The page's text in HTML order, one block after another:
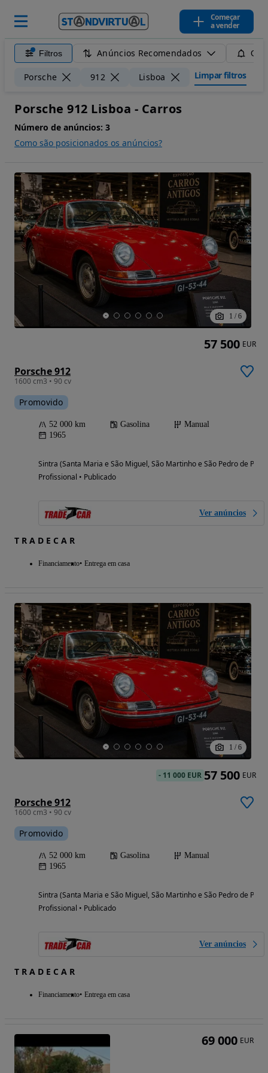
Começar
a vender
Filtros Anúncios Recomendados
Porsche 912 Lisboa Limpar filtros
Porsche 912 Lisboa - Carros
Número de anúncios: 3
Como são posicionados os anúncios?
1 / 6
Porsche 912
1600 cm3 • 90 cv
Promovido
52 000 km Gasolina
Manual
1965
Sintra (Santa Maria e São Miguel, São Martinho e São Pedro de
Profissional • Publicado
Ver anúncios
T R A D E C A R
Financiamento Entrega em casa
57 500 EUR
1 / 6
Porsche 912
1600 cm3 • 90 cv
Promovido
52 000 km Gasolina
Manual
1965
Sintra (Santa Maria e São Miguel, São Martinho e São Pedro de
Profissional • Publicado
Ver anúncios
T R A D E C A R
Financiamento Entrega em casa
- 11 000 EUR 57 500 EUR
69 000 EUR